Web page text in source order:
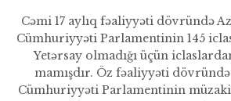
Cəmi 17 aylıq fəaliyyəti dövründə
Cümhuriyyəti Parlamentinin 145
Yetərsay olma­dığı üçün
mamışdır. Öz fəaliyyəti
Cümhuriyyəti Parla­mentinin